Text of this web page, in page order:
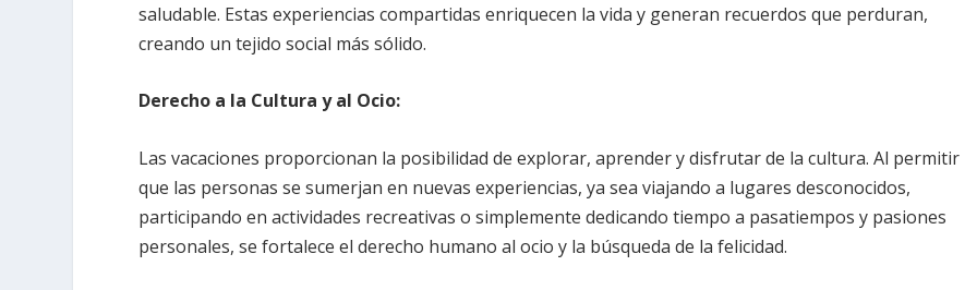
saludable. Estas experiencias compartidas enriquecen la vida y generan recuerdos que perduran,
creando un tejido social más sólido.
Derecho a la Cultura y al Ocio:
Las vacaciones proporcionan la posibilidad de explorar, aprender y disfrutar de la cultura. Al permitir
que las personas se sumerjan en nuevas experiencias, ya sea viajando a lugares desconocidos,
participando en actividades recreativas o simplemente dedicando tiempo a pasatiempos y pasiones
personales, se fortalece el derecho humano al ocio y la búsqueda de la felicidad.